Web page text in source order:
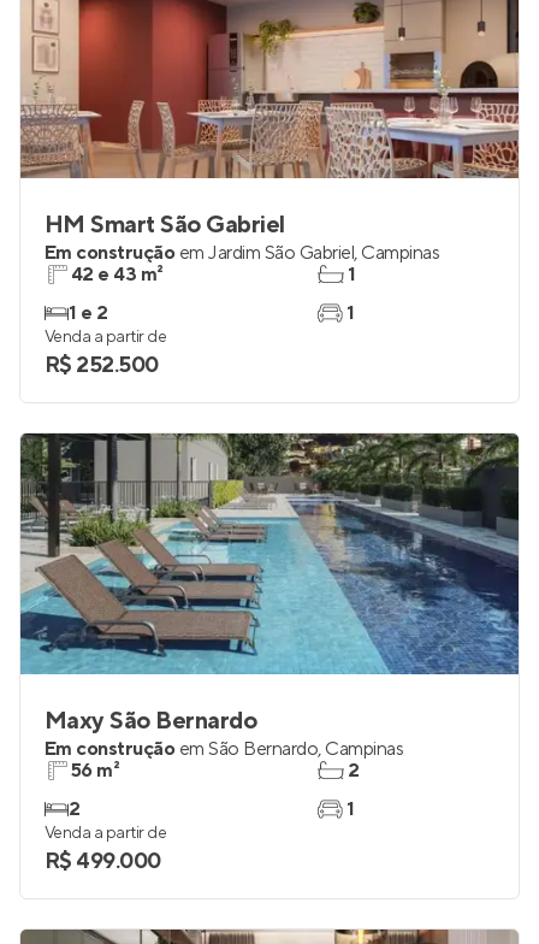
HM Smart São Gabriel
Em construção em Jardim São Gabriel, Campinas
42 e 43 m²
1 e 2
1
1
Venda a partir de
R$ 252.500
Maxy São Bernardo
Em construção em São Bernardo, Campinas
56 m²
2
2
1
Venda a partir de
R$ 499.000